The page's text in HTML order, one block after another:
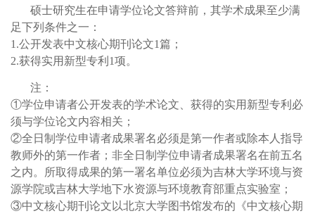
硕士研究生在申请学位论文答辩前，其学术成果至少满
足下列条件之一：
1.公开发表中文核心期刊论文1篇；
2.获得实用新型专利1项。
注：
①学位申请者公开发表的学术论文、获得的实用新型专利必
须与学位论文内容相关；
②全日制学位申请者成果署名必须是第一作者或除本人指导
教师外的第一作者；非全日制学位申请者成果署名在前五名
之内。所取得成果的第一署名单位必须为吉林大学环境与资
源学院或吉林大学地下水资源与环境教育部重点实验室；
③中文核心期刊论文以北京大学图书馆发布的《中文核心期